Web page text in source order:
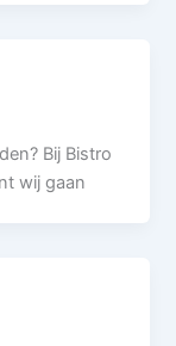
Bij Bistro
wij gaan